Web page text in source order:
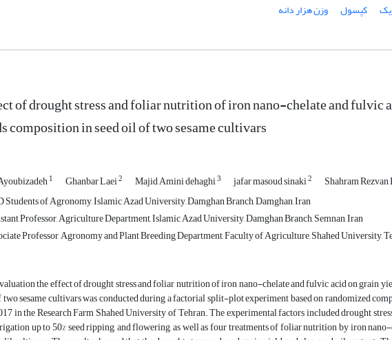
کپسول
وزن هزار دانه
of drought stress and foliar nutrition of iron nano-chelate and fulvic
composition in seed oil of two sesame cultivars
1 Ghanbar Laei2 Majid Amini dehaghi3 jafar masoud sinaki2 Shahram
Students of Agronomy, Islamic Azad University, Damghan Branch, Damghan, Iran
Professor, Agriculture Department, Islamic Azad University, Damghan Branch, Semnan, Iran
Professor, Agronomy and Plant Breeding Department, Faculty of Agriculture, Shahed University,
the effect of drought stress and foliar nutrition of iron nano-chelate and fulvic acid on grain
sesame cultivars was conducted during a factorial split-plot experiment based on randomized
in the Research Farm Shahed University of Tehran. The experimental factors included drought
up to 50% seed ripping, and flowering, as well as four treatments of foliar nutrition by iron